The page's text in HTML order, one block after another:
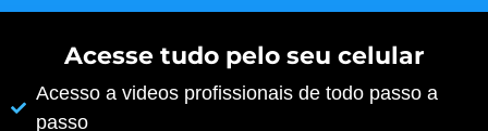
Acesse tudo pelo seu celular
Acesso a videos profissionais de todo passo a
passo